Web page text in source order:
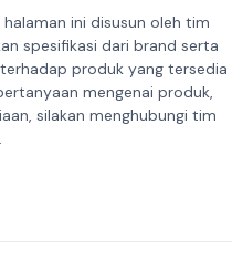
ini disusun oleh tim
spesifikasi dari brand serta
produk yang tersedia
mengenai produk,
silakan menghubungi tim